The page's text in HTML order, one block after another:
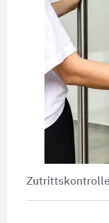
Zutrittskontrolle